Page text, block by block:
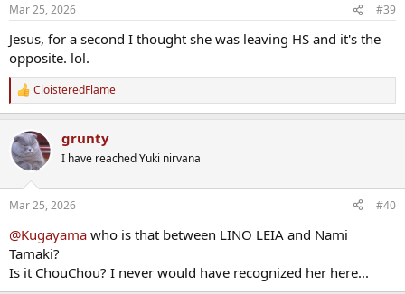
s
Mar 25, 2026 #39
Jesus, for a second I thought she was leaving HS and it's the
opposite. lol.
R
e
c
t
i
s
CloisteredFlame
grunty
I have reached Yuki nirvana
Mar 25, 2026 #40
@Kugayama who is that between LINO LEIA and Nami
Tamaki?
Is it ChouChou? I never would have recognized her here...